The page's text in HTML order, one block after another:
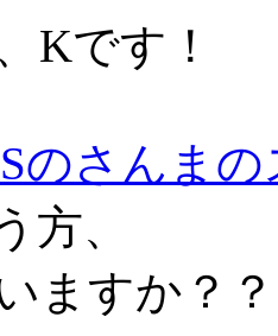
Kです！
のさんま
方、
ますか？